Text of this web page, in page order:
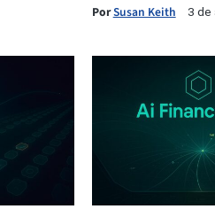
PorSusan Keith 3 de